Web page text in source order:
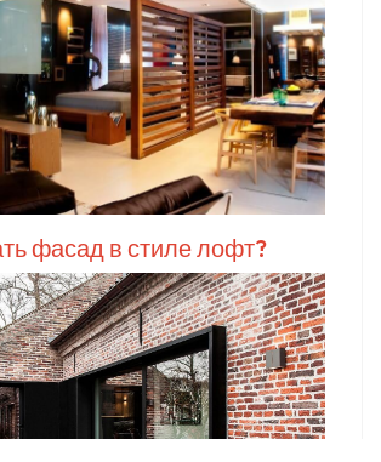
фасад в стиле лофт?